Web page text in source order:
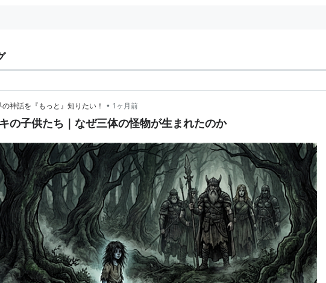
の神話を『もっと』知りたい！ • 1ヶ月前
の子供たち｜なぜ三体の怪物が生まれたのか